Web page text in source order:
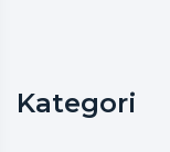
Kategori